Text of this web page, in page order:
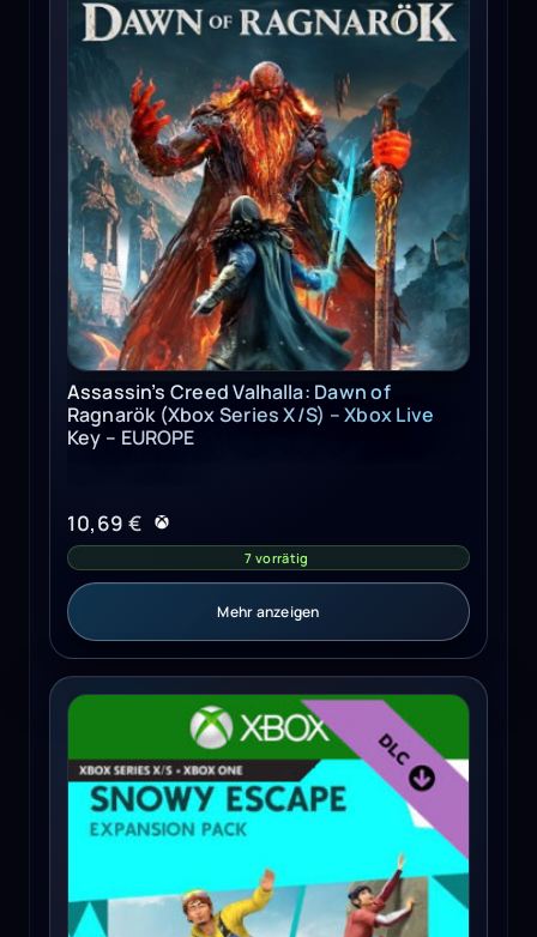
Assassin’s Creed Valhalla: Dawn of
Ragnarök (Xbox Series X/S) – Xbox Live
Key – EUROPE
10,69 €
7 vorrätig
Mehr anzeigen
The Sims 4 Snowy Escape Pack (Xbox One, Series X/S) -